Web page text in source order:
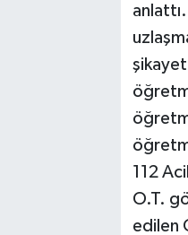
112
O.T.
edilen